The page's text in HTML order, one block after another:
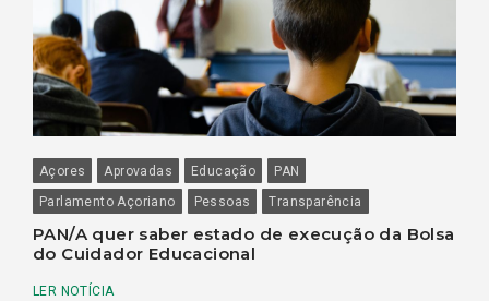
Açores Aprovadas Educação
PAN
Parlamento Açoriano
Pessoas Transparência
PAN/A quer saber estado de execução da Bolsa
do Cuidador Educacional
LER NOTÍCIA